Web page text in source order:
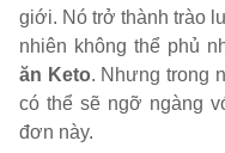
giới. Nó trở thành trào
nhiên không thể phủ
ăn Keto. Nhưng trong
có thể sẽ ngỡ ngàng
đơn này.